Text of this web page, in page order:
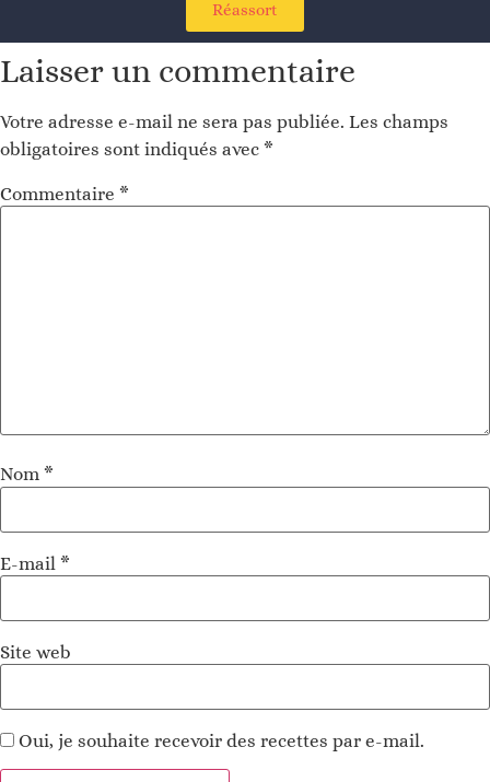
Réassort
Laisser un commentaire
Votre adresse e-mail ne sera pas publiée. Les champs
obligatoires sont indiqués avec *
Commentaire *
Nom *
E-mail *
Site web
Oui, je souhaite recevoir des recettes par e-mail.